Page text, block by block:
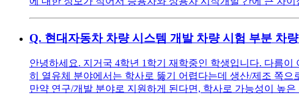
Q. 현대자동차 차량 시스템 개발 차량 시험 부분 차량
안녕하세요. 지거국 4학년 1학기 재학중인 학생입니다. 다름
히 열유체 분야에서는 학사로 뚫기 어렵다는데 생산/제조 쪽
만약 연구/개발 분야로 지원하게 된다면, 학사로 가능성이 높